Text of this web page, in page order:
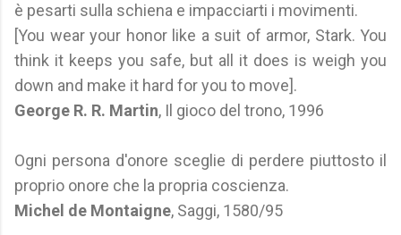
è pesarti sulla schiena e impacciarti i movimenti.
[You wear your honor like a suit of armor, Stark. You
think it keeps you safe, but all it does is weigh you
down and make it hard for you to move].
George R. R. Martin, Il gioco del trono, 1996
Ogni persona d'onore sceglie di perdere piuttosto il
proprio onore che la propria coscienza.
Michel de Montaigne, Saggi, 1580/95